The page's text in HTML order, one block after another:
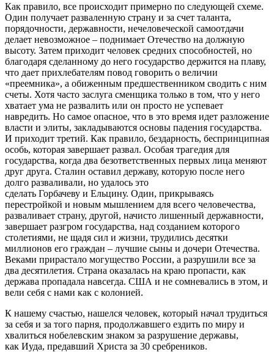
Как правило, все происходит примерно по следующей схеме.
Один получает разваленную страну и за счет таланта,
порядочности, державности, нечеловеческой самоотдачи
делает невозможное – поднимает Отечество на должную
высоту. Затем приходит человек средних способностей, но
благодаря сделанному до него государство держится на плаву,
что дает прихлебателям повод говорить о величии
«преемника», а обиженным предшественником сводить с ним
счеты. Хотя часто заслуга сменщика только в том, что у него
хватает ума не развалить или он просто не успевает
навредить. Но самое опасное, что в это время идет разложение
власти и элиты, закладываются основы падения государства.
И приходит третий. Как правило, бездарность, беспринципная
особь, которая завершает развал. Особая трагедия для
государства, когда два безответственных первых лица меняют
друг друга. Сталин оставил державу, которую после него
долго разваливали, но удалось это
сделать Горбачеву и Ельцину. Один, прикрываясь
перестройкой и новым мышлением для всего человечества,
разваливает страну, другой, начисто лишенный державности,
завершает разгром государства, над созданием которого
столетиями, не щадя сил и жизни, трудились десятки
миллионов его граждан – лучшие сыны и дочери Отечества.
Веками прирастало могущество России, а разрушили все за
два десятилетия. Страна оказалась на краю пропасти, как
держава пропадала навсегда. США и не сомневались в этом, и
вели себя с нами как с колонией.
К нашему счастью, нашелся человек, который начал трудиться
за себя и за того парня, продолжавшего ездить по миру и
хвалиться нобелевским знаком за разрушение державы,
как Иуда, предавший Христа за 30 сребреников.